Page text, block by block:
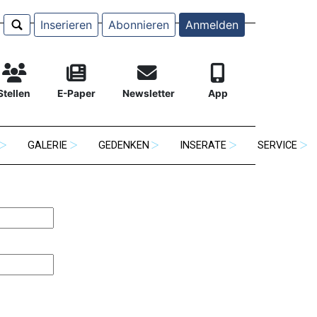
Inserieren Abonnieren Anmelden
E-Paper Newsletter App
GALERIE GEDENKEN INSERATE SERVICE